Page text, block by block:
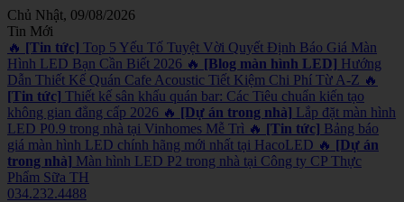
Chủ Nhật, 09/08/2026
Tin Mới
🔥 [Tin tức] Top 5 Yếu Tố Tuyệt Vời Quyết Định Báo Giá Màn
Hình LED Bạn Cần Biết 2026 🔥 [Blog màn hình LED] Hướng
Dẫn Thiết Kế Quán Cafe Acoustic Tiết Kiệm Chi Phí Từ A-Z 🔥
[Tin tức] Thiết kế sân khấu quán bar: Các Tiêu chuẩn kiến tạo
không gian đẳng cấp 2026 🔥 [Dự án trong nhà] Lắp đặt màn hình
LED P0.9 trong nhà tại Vinhomes Mễ Trì 🔥 [Tin tức] Bảng báo
giá màn hình LED chính hãng mới nhất tại HacoLED 🔥 [Dự án
trong nhà] Màn hình LED P2 trong nhà tại Công ty CP Thực
Phẩm Sữa TH
034.232.4488